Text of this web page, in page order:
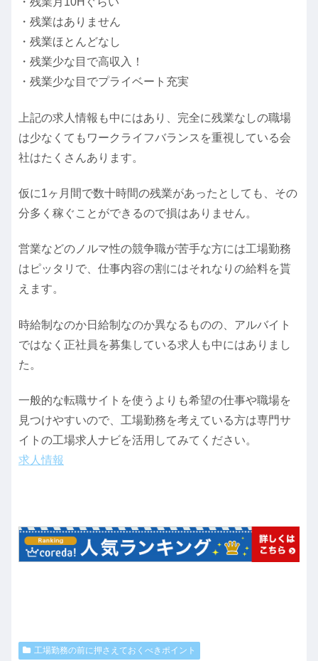
・残業はありません
・残業ほとんどなし
・残業少な目で高収入！
・残業少な目でプライベート充実
上記の求人情報も中にはあり、完全に残業なしの職場
は少なくてもワークライフバランスを重視している会
社はたくさんあります。
仮に1ヶ月間で数十時間の残業があったとしても、その
分多く稼ぐことができるので損はありません。
営業などのノルマ性の競争職が苦手な方には工場勤務
はピッタリで、仕事内容の割にはそれなりの給料を貰
えます。
時給制なのか日給制なのか異なるものの、アルバイト
ではなく正社員を募集している求人も中にはありまし
た。
一般的な転職サイトを使うよりも希望の仕事や職場を
見つけやすいので、工場勤務を考えている方は専門サ
イトの工場求人ナビを活用してみてください。
求人情報
工場勤務の前に押さえておくべきポイント